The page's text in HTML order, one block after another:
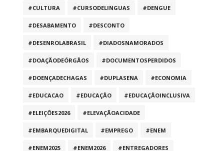
#CULTURA #CURSODELINGUAS #DENGUE
#DESABAMENTO #DESCONTO
#DESENROLABRASIL #DIADOSNAMORADOS
#DOAÇÃODEÓRGÃOS #DOCUMENTOSPERDIDOS
#DOENÇADECHAGAS #DUPLASENA #ECONOMIA
#EDUCACAO #EDUCAÇÃO #EDUCAÇÃOINCLUSIVA
#ELEIÇÕES2026 #ELEVAÇÃOACIDADE
#EMBARQUEDIGITAL #EMPREGO #ENEM
#ENEM2025 #ENEM2026 #ENTREGADORES